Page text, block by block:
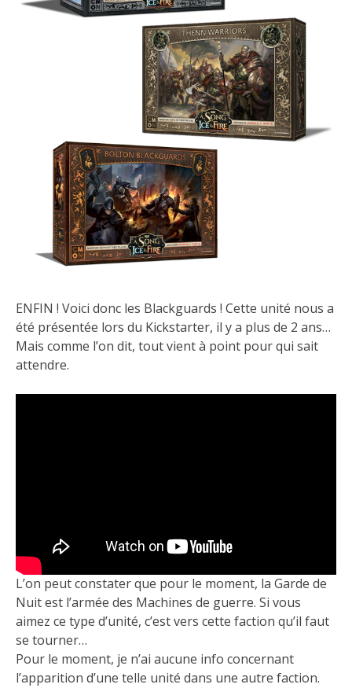
ENFIN ! Voici donc les Blackguards ! Cette unité nous a
été présentée lors du Kickstarter, il y a plus de 2 ans…
Mais comme l’on dit, tout vient à point pour qui sait
attendre.
L’on peut constater que pour le moment, la Garde de
Nuit est l’armée des Machines de guerre. Si vous
aimez ce type d’unité, c’est vers cette faction qu’il faut
se tourner…
Pour le moment, je n’ai aucune info concernant
l’apparition d’une telle unité dans une autre faction.